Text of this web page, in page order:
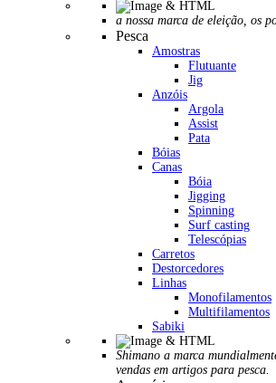
a nossa marca de eleição, os
Pesca
Amostras
Flutuante
Jig
Anzóis
Argola
Assist
Pata
Bóias
Canas
Bóia
Jigging
Spinning
Surf casting
Telescópias
Carretos
Destorcedores
Linhas
Monofilamentos
Multifilamentos
Sabiki
Shimano a marca
vendas em artigos para pesca.